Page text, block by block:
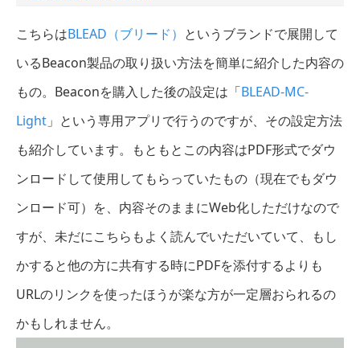
こちらはBLEAD（ブリード） というブランドで展開して
いるBeacon製品の取り扱い方法を簡単に紹介した内容の
もの。Beaconを購入した後の設定は「BLEAD-MC-
Light 」という専用アプリで行うのですが、その設定方法
も紹介しています。もともとこの内容はPDF形式でダウ
ンロードして使用してもらっていたもの（現在でもダウ
ンロード可）を、内容そのままにWeb化しただけなので
すが、未だにこちらもよく読んでいただいていて、もし
かすると他の方に共有する時にPDFを添付するよりも
URLのリンクを使ったほうが楽な方が一定層おられるの
かもしれません。